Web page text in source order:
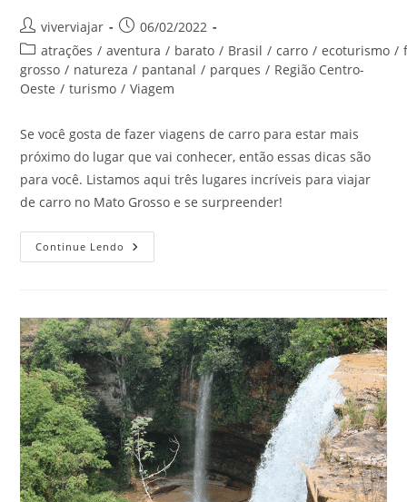
Autor
do
post:
viverviajar
Post
publicado:
06/02/2022
Categoria
do
post:
atrações / aventura / barato / Brasil / carro / ecoturismo /
grosso / natureza / pantanal / parques / Região Centro-
Oeste / turismo / Viagem
Se você gosta de fazer viagens de carro para estar mais
próximo do lugar que vai conhecer, então essas dicas são
para você. Listamos aqui três lugares incríveis para viajar
de carro no Mato Grosso e se surpreender!
Continue Lendo Viajar
De
Veja
3
Lugares
Incríveis
Para
Visitar